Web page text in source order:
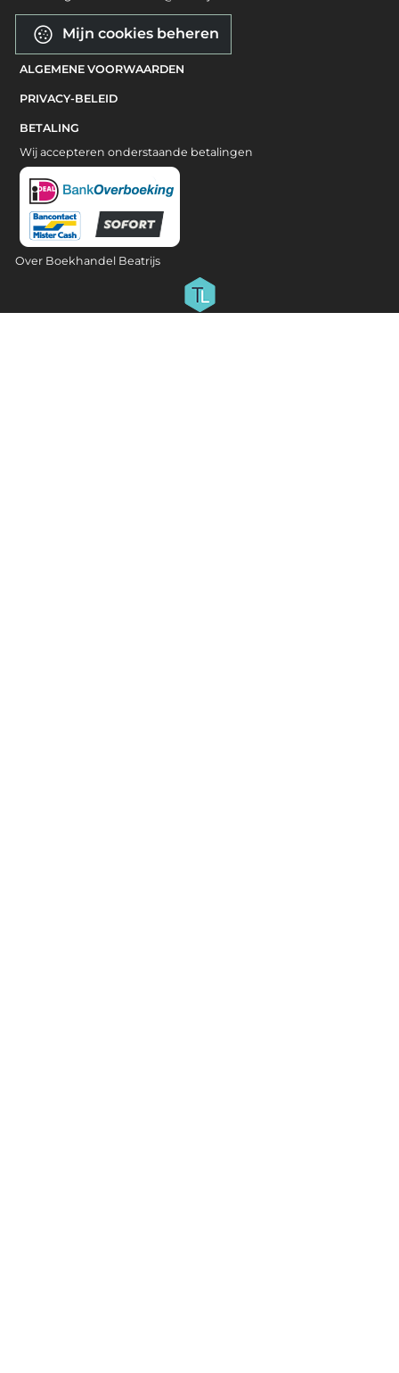
Mijn cookies beheren
ALGEMENE VOORWAARDEN
PRIVACY-BELEID
BETALING
Wij accepteren onderstaande betalingen
Over Boekhandel Beatrijs